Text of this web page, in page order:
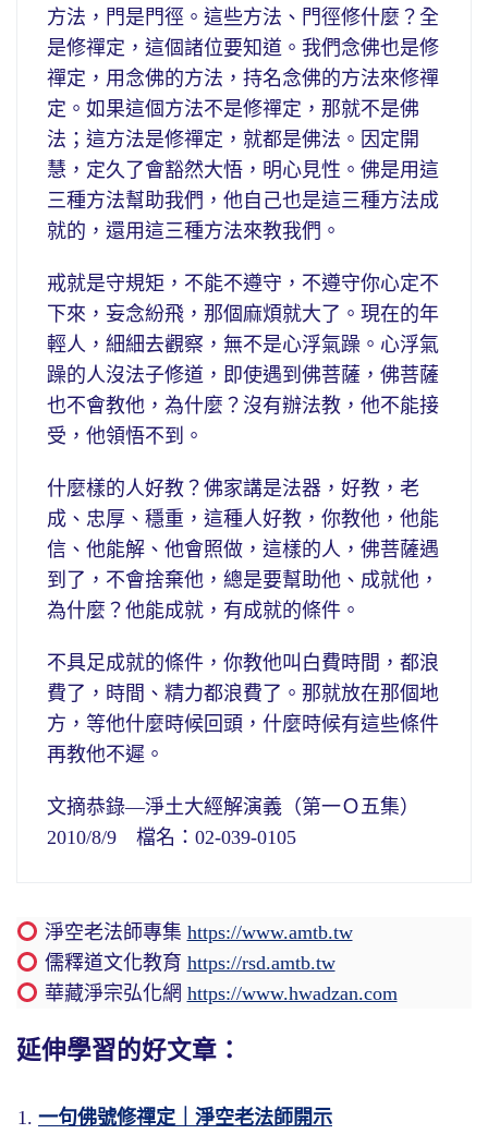
方法，門是門徑。這些方法、門徑修什麼？全
是修禪定，這個諸位要知道。我們念佛也是修
禪定，用念佛的方法，持名念佛的方法來修禪
定。如果這個方法不是修禪定，那就不是佛
法；這方法是修禪定，就都是佛法。因定開
慧，定久了會豁然大悟，明心見性。佛是用這
三種方法幫助我們，他自己也是這三種方法成
就的，還用這三種方法來教我們。
戒就是守規矩，不能不遵守，不遵守你心定不
下來，妄念紛飛，那個麻煩就大了。現在的年
輕人，細細去觀察，無不是心浮氣躁。心浮氣
躁的人沒法子修道，即使遇到佛菩薩，佛菩薩
也不會教他，為什麼？沒有辦法教，他不能接
受，他領悟不到。
什麼樣的人好教？佛家講是法器，好教，老
成、忠厚、穩重，這種人好教，你教他，他能
信、他能解、他會照做，這樣的人，佛菩薩遇
到了，不會捨棄他，總是要幫助他、成就他，
為什麼？他能成就，有成就的條件。
不具足成就的條件，你教他叫白費時間，都浪
費了，時間、精力都浪費了。那就放在那個地
方，等他什麼時候回頭，什麼時候有這些條件
再教他不遲。
文摘恭錄—淨土大經解演義（第一Ｏ五集）
2010/8/9 檔名：02-039-0105
淨空老法師專集 https://www.amtb.tw
儒釋道文化教育 https://rsd.amtb.tw
華藏淨宗弘化網 https://www.hwadzan.com
延伸學習的好文章：
一句佛號修禪定｜淨空老法師開示